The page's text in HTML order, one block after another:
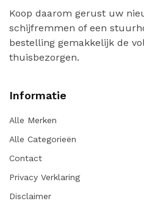
Koop daarom gerust uw
schijfremmen of een
bestelling gemakkelijk de
thuisbezorgen.
Informatie
Alle Merken
Alle Categorieën
Contact
Privacy Verklaring
Disclaimer